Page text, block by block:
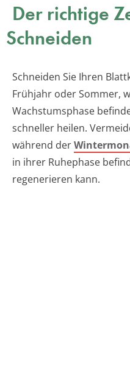
Der richtige
Schneiden
Schneiden Sie Ihren
Frühjahr oder Sommer,
Wachstumsphase
schneller heilen.
während der
in ihrer Ruhephase
regenerieren kann.